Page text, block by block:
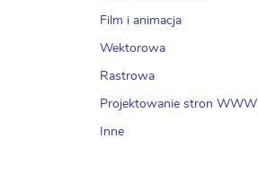
Film i animacja
Wektorowa
Rastrowa
Projektowanie stron WWW
Inne